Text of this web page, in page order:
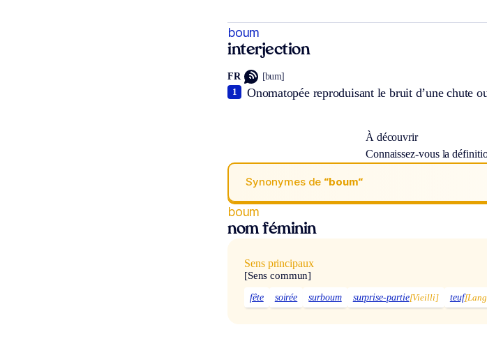
boum
interjection
FR [bum]
Onomatopée reproduisant le bruit d’une chute
1
À découvrir
Connaissez-vous la
Synonymes de “boum“
boum
nom féminin
Sens principaux
[Sens commun]
fête soirée surboum surprise-partie[Vieilli] teuf